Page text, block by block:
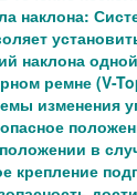
наклона:
наклона
ремне (V-
изменения
в
крепление